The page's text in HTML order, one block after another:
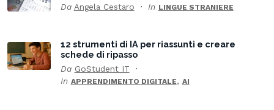
Da Angela Cestaro In LINGUE STRANIERE
12 strumenti di IA per riassunti e creare
schede di ripasso
Da GoStudent IT
In APPRENDIMENTO DIGITALE, AI